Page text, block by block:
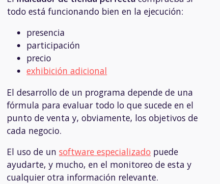
todo está funcionando bien en la ejecución:
presencia
participación
precio
exhibición adicional
El desarrollo de un programa depende de una
fórmula para evaluar todo lo que sucede en el
punto de venta y, obviamente, los objetivos de
cada negocio.
El uso de un software especializado puede
ayudarte, y mucho, en el monitoreo de esta y
cualquier otra información relevante.